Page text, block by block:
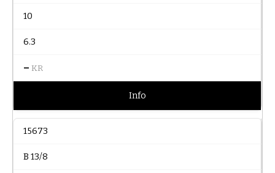
10
6.3
– KR
Info
15673
B 13/8